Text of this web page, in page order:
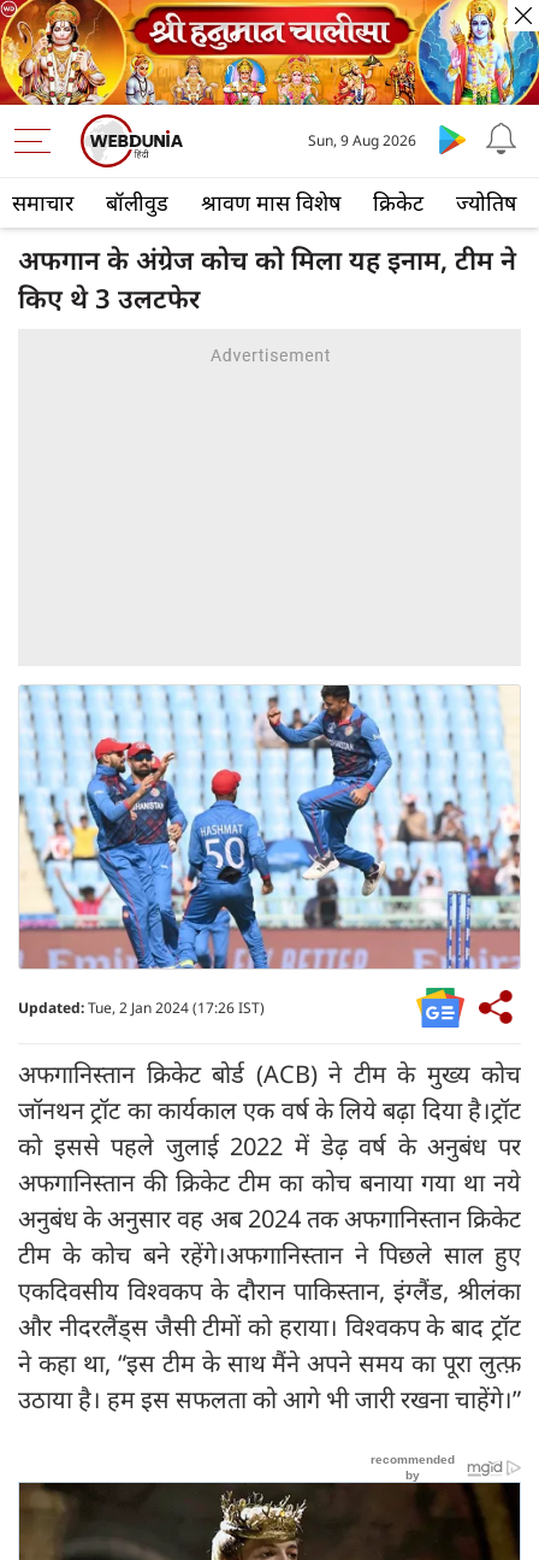
समाचार बॉलीवुड श्रावण मास विशेष क्रिकेट ज्योतिष
Sun, 9 Aug 2026
अफगान के अंग्रेज कोच को मिला यह इनाम, टीम ने
किए थे 3 उलटफेर
Updated:Tue, 2 Jan 2024 (17:26 IST)
अफगानिस्तान क्रिकेट बोर्ड (ACB) ने टीम के मुख्य कोच
जॉनथन ट्रॉट का कार्यकाल एक वर्ष के लिये बढ़ा दिया है।ट्रॉट
को इससे पहले जुलाई 2022 में डेढ़ वर्ष के अनुबंध पर
अफगानिस्तान की क्रिकेट टीम का कोच बनाया गया था नये
अनुबंध के अनुसार वह अब 2024 तक अफगानिस्तान क्रिकेट
टीम के कोच बने रहेंगे।अफगानिस्तान ने पिछले साल हुए
एकदिवसीय विश्वकप के दौरान पाकिस्तान, इंग्लैंड, श्रीलंका
और नीदरलैंड्स जैसी टीमों को हराया। विश्वकप के बाद ट्रॉट
ने कहा था, “इस टीम के साथ मैंने अपने समय का पूरा लुत्फ़
उठाया है। हम इस सफलता को आगे भी जारी रखना चाहेंगे।”